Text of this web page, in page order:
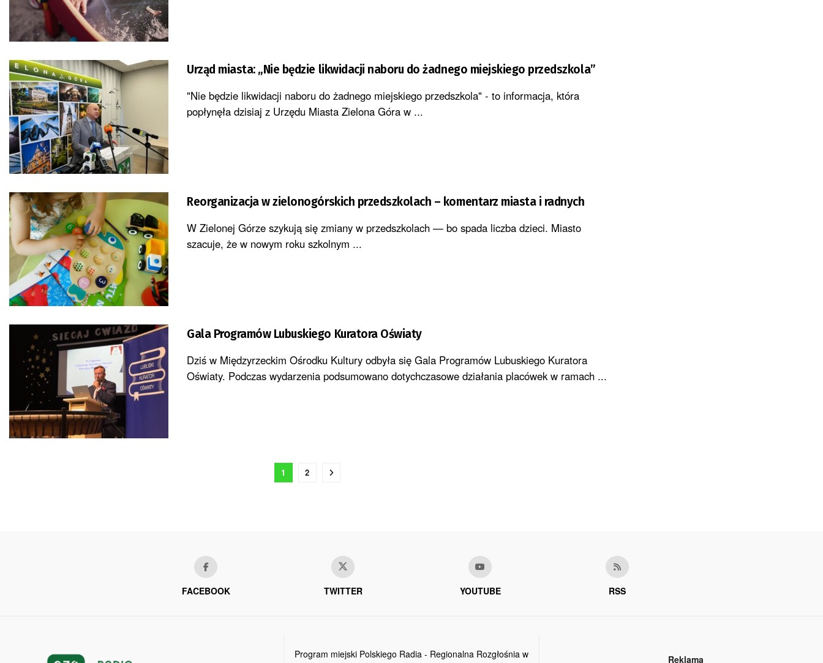
Urząd miasta: „Nie będzie likwidacji naboru do żadnego miejskiego przedszkola”
"Nie będzie likwidacji naboru do żadnego miejskiego przedszkola" - to informacja, która
popłynęła dzisiaj z Urzędu Miasta Zielona Góra w ...
Reorganizacja w zielonogórskich przedszkolach – komentarz miasta i radnych
W Zielonej Górze szykują się zmiany w przedszkolach — bo spada liczba dzieci. Miasto
szacuje, że w nowym roku szkolnym ...
Gala Programów Lubuskiego Kuratora Oświaty
Dziś w Międzyrzeckim Ośrodku Kultury odbyła się Gala Programów Lubuskiego Kuratora
Oświaty. Podczas wydarzenia podsumowano dotychczasowe działania placówek w ramach ...
1 2
FACEBOOK TWITTER YOUTUBE RSS
Program miejski Polskiego Radia - Regionalna Rozgłośnia w
Reklama